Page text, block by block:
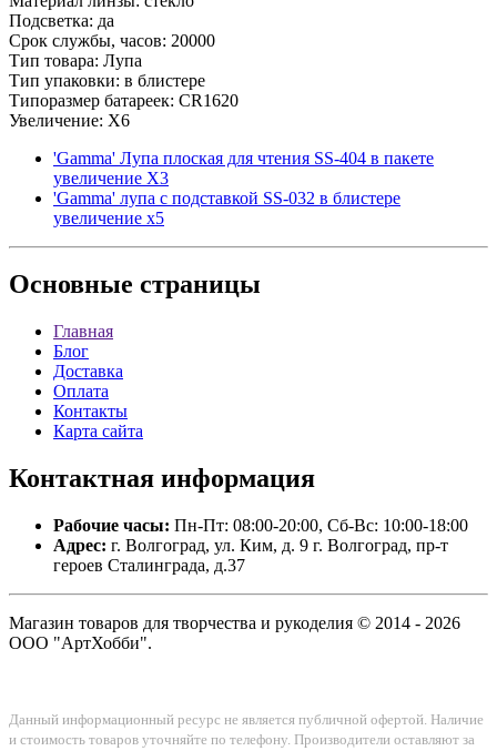
Подсветка: да
Срок службы, часов: 20000
Тип товара: Лупа
Тип упаковки: в блистере
Типоразмер батареек: CR1620
Увеличение: X6
'Gamma' Лупа плоская для чтения SS-404 в пакете
увеличение Х3
'Gamma' лупа с подставкой SS-032 в блистере
увеличение х5
Основные страницы
Главная
Блог
Доставка
Оплата
Контакты
Карта сайта
Контактная информация
Рабочие часы: Пн-Пт: 08:00-20:00, Сб-Вс: 10:00-18:00
Адрес: г. Волгоград, ул. Ким, д. 9 г. Волгоград, пр-т
героев Сталинграда, д.37
Магазин товаров для творчества и рукоделия © 2014 - 2026
ООО "АртХобби".
Данный информационный ресурс не является публичной офертой. Наличие
и стоимость товаров уточняйте по телефону. Производители оставляют за